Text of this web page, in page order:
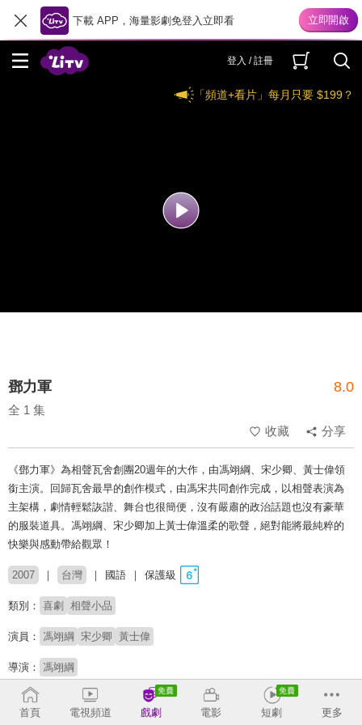
下載 APP，海量影劇免登入立即看
登入 / 註冊
「頻道+看片」每月只要 $199？
鄧力軍 8.0
全 1 集
收藏
分享
《鄧力軍》為相聲瓦舍創團20週年的大作，由馮翊綱、宋少卿、黃士偉領
銜主演。回歸瓦舍最早的創作模式，由馮宋共同創作完成，以相聲表演為
主架構，劇情輕鬆詼諧、舞台也很簡便，沒有嚴肅的政治話題也沒有豪華
的服裝道具。馮翊綱、宋少卿加上黃士偉溫柔的歌聲，絕對能將最純粹的
快樂與感動帶給觀眾！
2007 台灣 國語 保護級
類別： 喜劇 相聲小品
演員： 馮翊綱 宋少卿 黃士偉
導演： 馮翊綱
首頁 電視頻道 戲劇 電影 短劇 更多